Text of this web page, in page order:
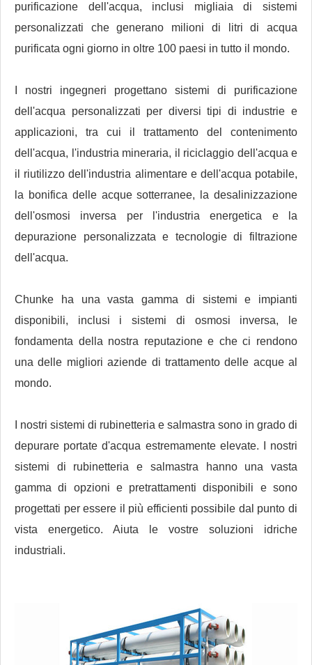
purificazione dell'acqua, inclusi migliaia di sistemi
personalizzati che generano milioni di litri di acqua
purificata ogni giorno in oltre 100 paesi in tutto il mondo.
I nostri ingegneri progettano sistemi di purificazione
dell'acqua personalizzati per diversi tipi di industrie e
applicazioni, tra cui il trattamento del contenimento
dell'acqua, l'industria mineraria, il riciclaggio dell'acqua e
il riutilizzo dell'industria alimentare e dell'acqua potabile,
la bonifica delle acque sotterranee, la desalinizzazione
dell'osmosi inversa per l'industria energetica e la
depurazione personalizzata e tecnologie di filtrazione
dell'acqua.
Chunke ha una vasta gamma di sistemi e impianti
disponibili, inclusi i sistemi di osmosi inversa, le
fondamenta della nostra reputazione e che ci rendono
una delle migliori aziende di trattamento delle acque al
mondo.
I nostri sistemi di rubinetteria e salmastra sono in grado di
depurare portate d'acqua estremamente elevate. I nostri
sistemi di rubinetteria e salmastra hanno una vasta
gamma di opzioni e pretrattamenti disponibili e sono
progettati per essere il più efficienti possibile dal punto di
vista energetico. Aiuta le vostre soluzioni idriche
industriali.